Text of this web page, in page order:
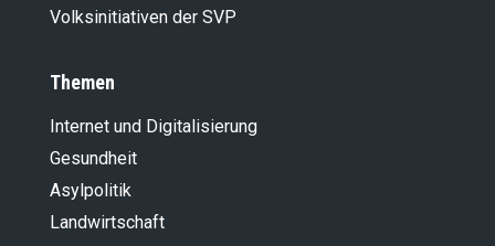
Volksinitiativen der SVP
Themen
Internet und Digitalisierung
Gesundheit
Asylpolitik
Landwirt­schaft